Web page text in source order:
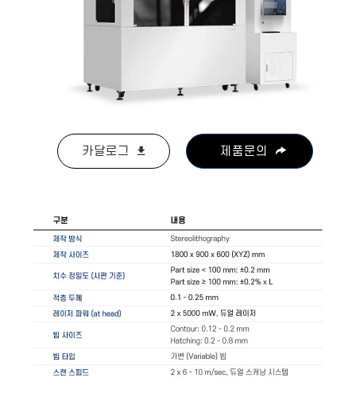
카달로그 제품문의